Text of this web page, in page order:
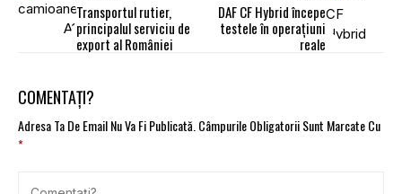
Transportul rutier,
principalul serviciu de
export al României
DAF CF Hybrid începe
testele în operațiuni
reale
COMENTAȚI?
Adresa Ta De Email Nu Va Fi Publicată. Câmpurile Obligatorii Sunt Marcate Cu
*